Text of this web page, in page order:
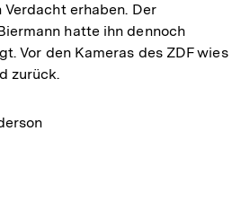
erhaben. Der
hatte ihn dennoch
Vor den Kameras des ZDF wies
zurück.